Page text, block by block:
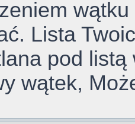
wątku
Lista
pod listą
wątek,